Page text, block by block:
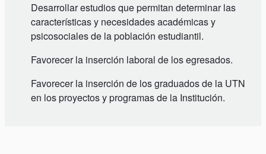
Desarrollar estudios que permitan determinar las
características y necesidades académicas y
psicosociales de la población estudiantil.
Favorecer la inserción laboral de los egresados.
Favorecer la inserción de los graduados de la UTN
en los proyectos y programas de la Institución.